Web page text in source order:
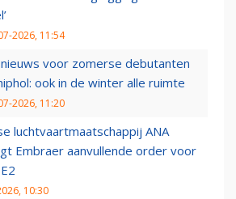
2026, 11:54
voor zomerse debutanten
ook in de winter alle ruimte
2026, 11:20
luchtvaartmaatschappij ANA
Embraer aanvullende order voor
10:30